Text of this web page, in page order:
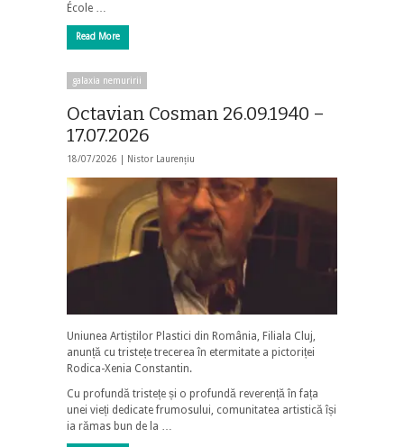
École …
Read More
galaxia nemuririi
Octavian Cosman 26.09.1940 –
17.07.2026
18/07/2026 | Nistor Laurențiu
Uniunea Artiștilor Plastici din România, Filiala Cluj,
anunță cu tristețe trecerea în etermitate a pictoriței
Rodica-Xenia Constantin.
Cu profundă tristețe și o profundă reverență în fața
unei vieți dedicate frumosului, comunitatea artistică își
ia rămas bun de la …